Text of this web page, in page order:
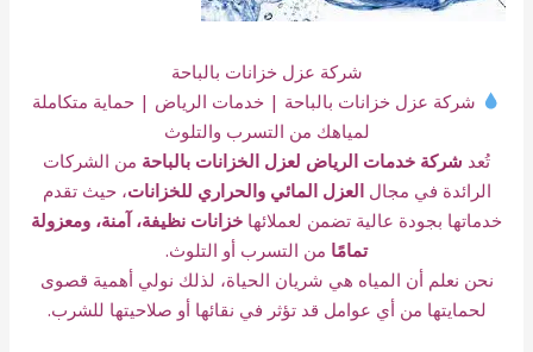
شركة عزل خزانات بالباحة
شركة عزل خزانات بالباحة | خدمات الرياض | حماية متكاملة
لمياهك من التسرب والتلوث
تُعد شركة خدمات الرياض لعزل الخزانات بالباحة من الشركات
الرائدة في مجالالعزل المائي والحراري للخزانات، حيث تقدم
خدماتها بجودة عالية تضمن لعملائها خزانات نظيفة، آمنة، ومعزولة
تمامًا من التسرب أو التلوث.
نحن نعلم أن المياه هي شريان الحياة، لذلك نولي أهمية قصوى
لحمايتها من أي عوامل قد تؤثر في نقائها أو صلاحيتها للشرب.